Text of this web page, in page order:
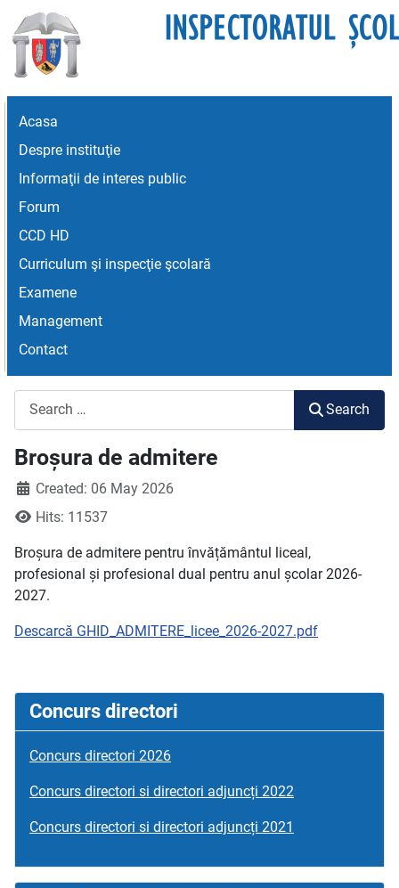
Acasa
Despre instituţie
Informaţii de interes public
Forum
CCD HD
Curriculum şi inspecţie şcolară
Examene
Management
Contact
Search
Broșura de admitere
Created: 06 May 2026
Hits: 11537
Broșura de admitere pentru învățământul liceal,
profesional și profesional dual pentru anul școlar 2026-
2027.
Descarcă GHID_ADMITERE_licee_2026-2027.pdf
Concurs directori
Concurs directori 2026
Concurs directori si directori adjuncți 2022
Concurs directori si directori adjuncți 2021